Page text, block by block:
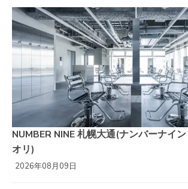
NUMBER NINE 札幌大通(ナンバーナイ
オリ)
2026年08月09日